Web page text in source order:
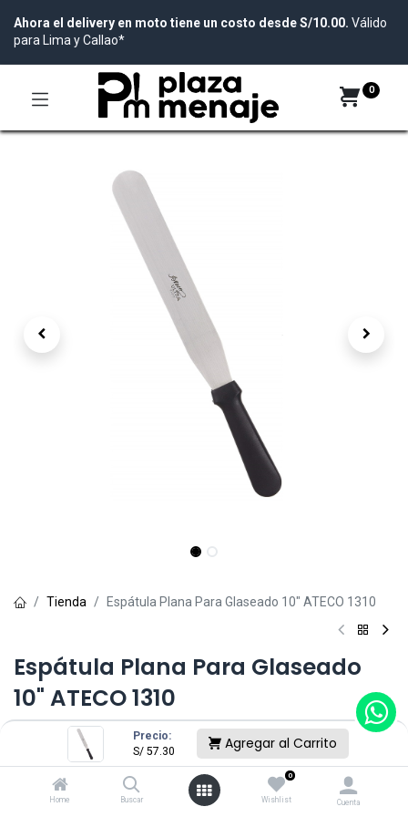
Precio:
S/ 57.30 Agregar al Carrito
Home Buscar
0
Wishlist Cuenta
Ahora el delivery en moto tiene un costo desde S/10.00. Válido
para Lima y Callao*
0
Tienda Espátula Plana Para Glaseado 10" ATECO 1310
Espátula Plana Para Glaseado
10" ATECO 1310
(0 reseña)
57.30